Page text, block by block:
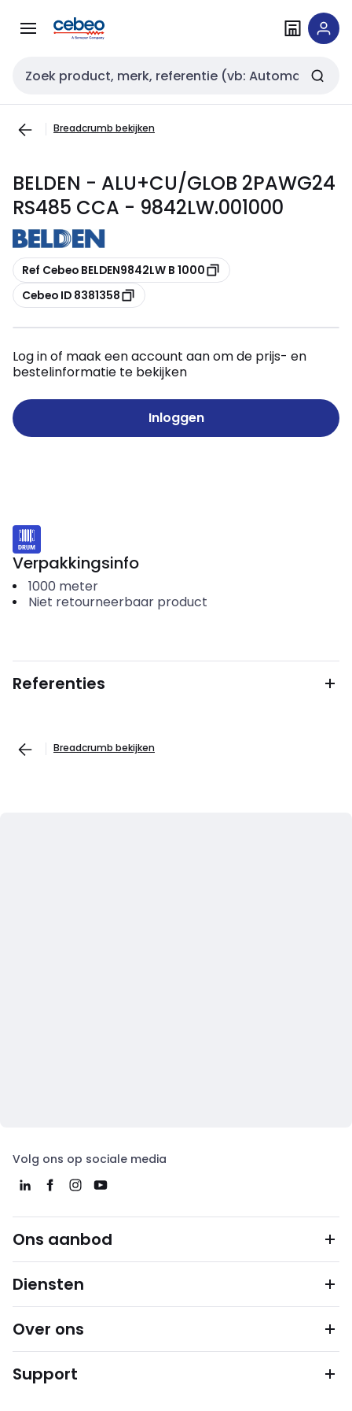
naar
naar
Zoekveld invoer
Breadcrumb bekijken
BELDEN - ALU+CU/GLOB 2PAWG24
RS485 CCA - 9842LW.001000
Kopiëren
Ref Cebeo BELDEN9842LW B 1000
Kopiëren
Cebeo ID 8381358
Log in of maak een account aan om de prijs- en
bestelinformatie te bekijken
Inloggen
Verpakkingsinfo
1000 meter
Niet retourneerbaar product
Referenties
Breadcrumb bekijken
Volg ons op sociale media
Ons aanbod
Diensten
Over ons
Support